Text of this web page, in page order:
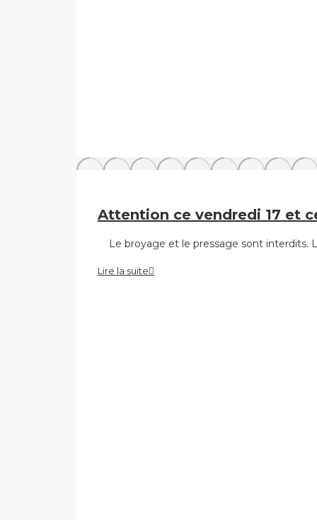
Attention ce vendredi 17 et
Le broyage et le pressage sont interdits.
Lire la suite